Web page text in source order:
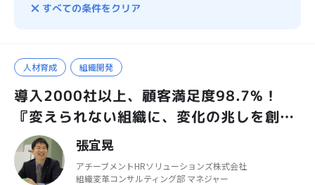
すべての条件をクリア
人材育成 組織開発
導入2000社以上、顧客満足度98.7%！
『変えられない組織に、変化の兆しを創り
出す』 張宜晃
アチーブメントHRソリューションズ株式会社
組織変革コンサルティング部 マネジャー